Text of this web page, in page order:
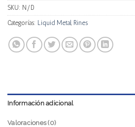
SKU: N/D
Categorías: Liquid Metal, Rines
Información adicional
Valoraciones (0)